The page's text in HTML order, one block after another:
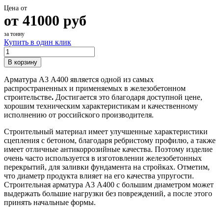
Цена от
от 41000 руб
за тонну
Купить в один клик
В корзину
Арматура А3 А400 является одной из самых
распространенных и применяемых в железобетонном
строительстве. Достигается это благодаря доступной цене,
хорошим техническим характеристикам и качественному
исполнению от российского производителя.
Строительный материал имеет улучшенные характеристики
сцепления с бетоном, благодаря ребристому профилю, а также
имеет отличные антикоррозийные качества. Поэтому изделие
очень часто используется в изготовлении железобетонных
перекрытий, для заливки фундамента на стройках. Отметим,
что диаметр продукта влияет на его качества упругости.
Строительная арматура А3 А400 с большим диаметром может
выдержать большие нагрузки без повреждений, а после этого
принять начальные формы.